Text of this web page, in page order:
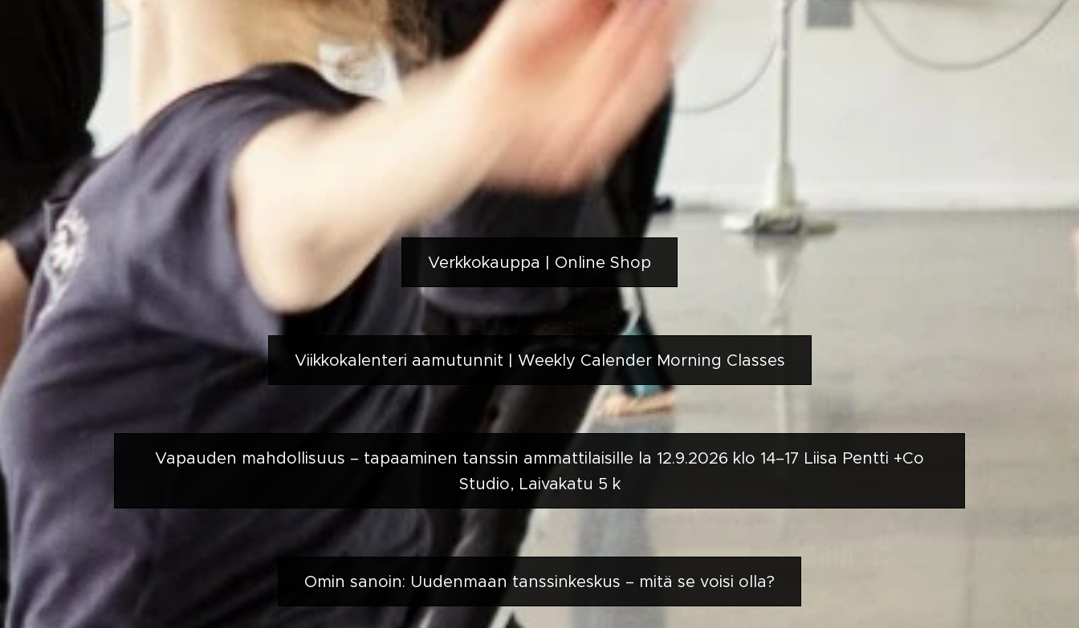
Verkkokauppa | Online Shop
Viikkokalenteri aamutunnit | Weekly Calender Morning Classes
Vapauden mahdollisuus – tapaaminen tanssin ammattilaisille la 12.9.2026 klo 14–17 Liisa Pentti +Co
Studio, Laivakatu 5 k
Omin sanoin: Uudenmaan tanssinkeskus – mitä se voisi olla?